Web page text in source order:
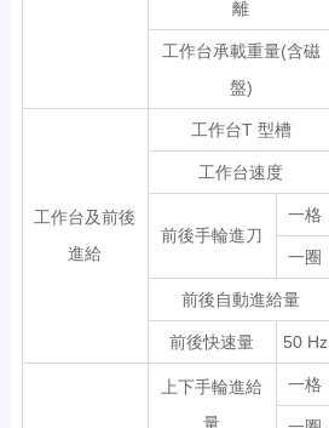
離
工作台承載重量(含磁
盤)
工作台及前後
進給
工作台T 型槽
工作台速度
前後手輪進刀
一格
一圈
前後自動進給量
前後快速量 50 Hz
上下手輪進給
量
一格